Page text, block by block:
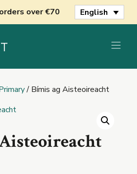
over €70 English
/ Bímis ag Aisteoireacht